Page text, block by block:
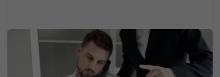
Jedna z najväčších slovenských bánk dnes mala
problémy. Výpadok zasiahol platby a ďalšie